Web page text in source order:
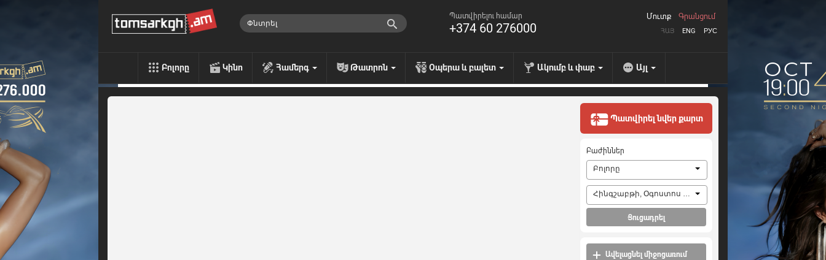
Պատվիրելու համար
+374 60 276000 ՀԱՅ ENG РУС
Մուտք Գրանցում
Բոլորը Կինո Համերգ Թատրոն Օպերա և բալետ Ակումբ և փաբ Այլ
Պատվիրել նվեր քարտ
Բաժիններ
Բոլորը
Հինգշաբթի, Օգոստոս 6, 2026
Ցուցադրել
Ավելացնել միջոցառում